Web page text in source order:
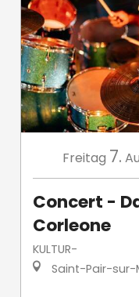
Freitag 7.
Concert -
Corleone
KULTUR-
Saint-Pair-sur-